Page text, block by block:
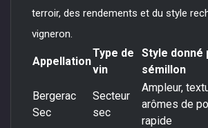
terroir, des rendements et du style
vigneron.
Appellation
Type de
vin
Style donné
sémillon
Bergerac
Sec
Secteur
sec
Ampleur,
arômes de
rapide